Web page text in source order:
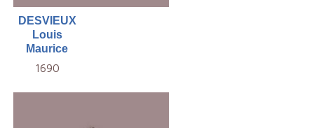
DESVIEUX
Louis
Maurice
1690